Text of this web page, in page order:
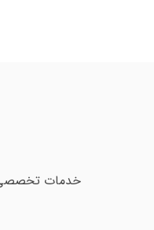
خدمات تخصصی